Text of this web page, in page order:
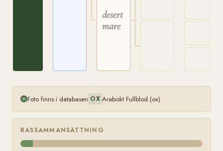
desert
mare
Foto finns i databasen OX Arabiskt Fullblod (ox)
RASSAMMANSÄTTNING